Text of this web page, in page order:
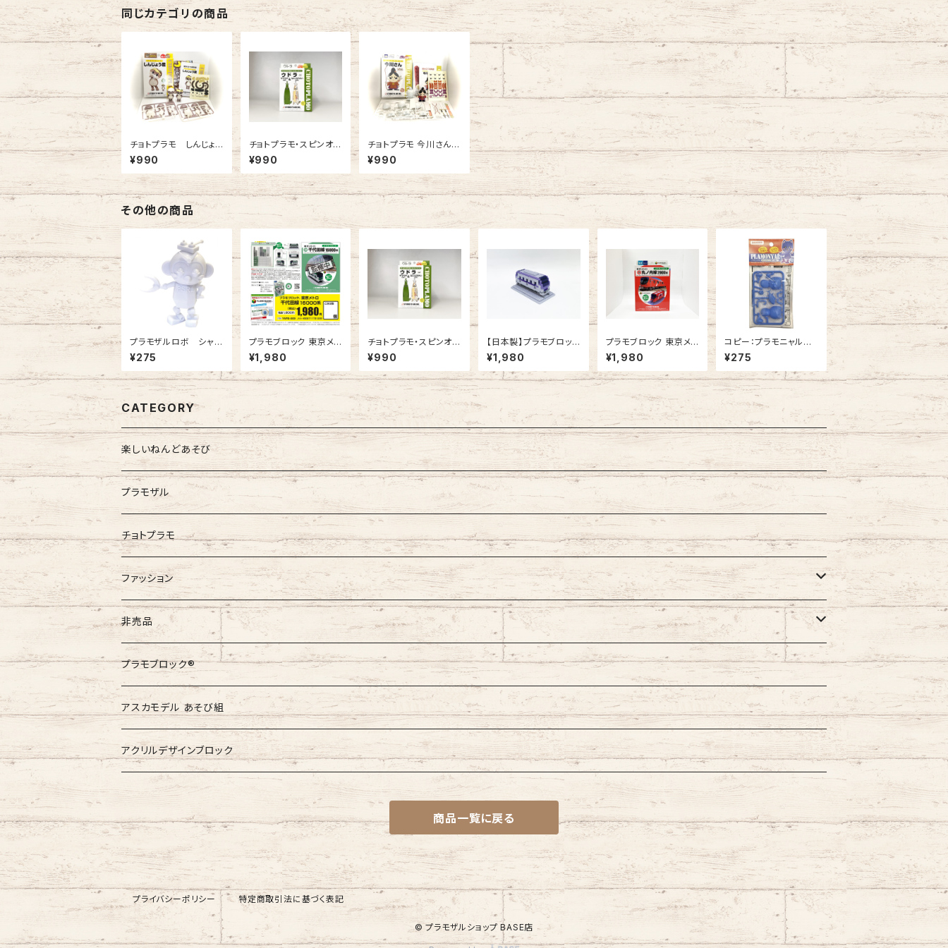
同じカテゴリの商品
チョトプラモ しんじょう
君 2ヶ入（プラモデル）
¥990
チョトプラモ・スピンオフ
ウドラ ヤマウドver. &
ないぶずかいver. 各
色1ヶ入（プラモデル）
¥990
チョトプラモ 今川さん 2
ヶ入（プラモデル）
¥990
その他の商品
プラモザルロボ シャリ
ホワイト 1体入
¥275
プラモブロック 東京メト
ロ 千代田線 16000系
¥1,980
チョトプラモ・スピンオフ
ウドラ ヤマウドver. &
ないぶずかいver. 各
色1ヶ入（プラモデル）
¥990
【日本製】プラモブロック
東京メトロ 半蔵門線 18
000系
¥1,980
プラモブロック 東京メト
ロ 丸ノ内線 2000系
¥1,980
コピー：プラモニャル
サバブルー 1ヶ入
¥275
CATEGORY
楽しいねんどあそび
プラモザル
チョトプラモ
ファッション
GAIJIN MADE
非売品
非売品
非売品
プラモブロック®︎
アスカモデル あそび組
アクリルデザインブロック
商品一覧に戻る
プライバシーポリシー 特定商取引法に基づく表記
© プラモザルショップ BASE店